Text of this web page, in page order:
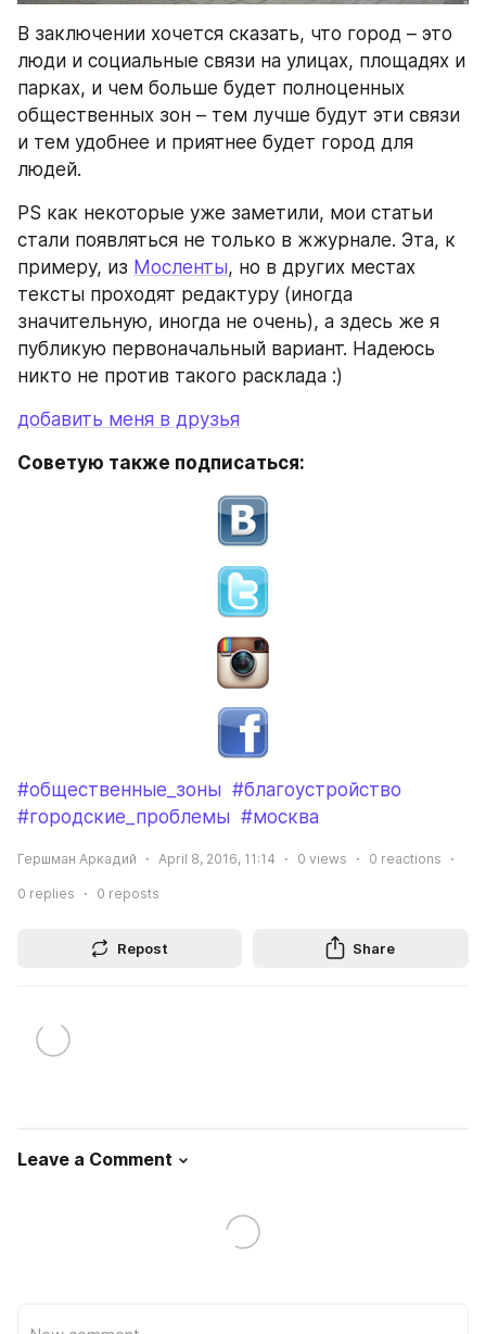
В заключении хочется сказать, что город – это
люди и социальные связи на улицах, площадях и
парках, и чем больше будет полноценных
общественных зон – тем лучше будут эти связи
и тем удобнее и приятнее будет город для
людей.
PS как некоторые уже заметили, мои статьи
стали появляться не только в жжурнале. Эта, к
примеру, из Мосленты, но в других местах
тексты проходят редактуру (иногда
значительную, иногда не очень), а здесь же я
публикую первоначальный вариант. Надеюсь
никто не против такого расклада :)
добавить меня в друзья
Советую также подписаться:
#общественные_зоны #благоустройство
#городские_проблемы #москва
Гершман Аркадий April 8, 2016, 11:14 0 views 0 reactions
0 replies 0 reposts
Repost Share
Leave a Comment